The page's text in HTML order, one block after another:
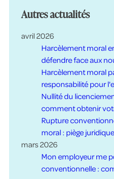
Autres actualités
avril 2026
Harcèlement moral
défendre face aux
Harcèlement moral
responsabilité pour
Nullité du
comment obtenir
Rupture
moral : piège
mars 2026
Mon employeur me
conventionnelle :